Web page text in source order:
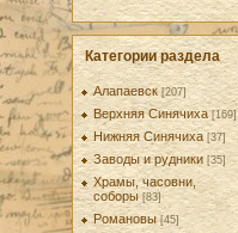
Категории раздела
Алапаевск [207]
Верхняя Синячиха [169]
Нижняя Синячиха [37]
Заводы и рудники [35]
Храмы, часовни,
соборы [83]
Романовы [45]